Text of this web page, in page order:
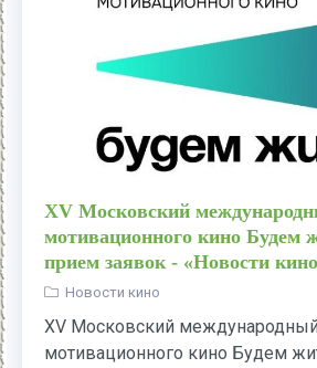
ХV Московский
мотивационного кино Будем
прием заявок - «Новости
Новости кино
ХV Московский
мотивационного кино Будем